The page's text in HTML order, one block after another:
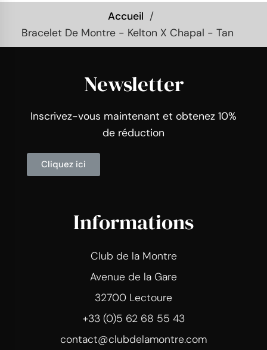
Accueil
Bracelet De Montre - Kelton X Chapal - Tan
Newsletter
Inscrivez-vous maintenant et obtenez 10%
de réduction
Cliquez ici
Informations
Club de la Montre
Avenue de la Gare
32700 Lectoure
+33 (0)5 62 68 55 43
contact@clubdelamontre.com